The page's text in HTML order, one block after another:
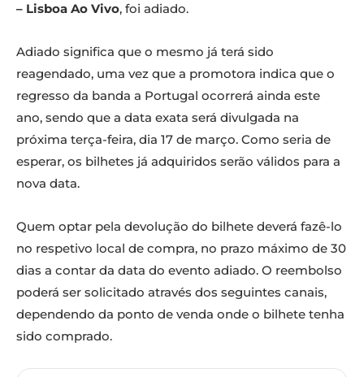
– Lisboa Ao Vivo, foi adiado.
Adiado significa que o mesmo já terá sido
reagendado, uma vez que a promotora indica que o
regresso da banda a Portugal ocorrerá ainda este
ano, sendo que a data exata será divulgada na
próxima terça-feira, dia 17 de março. Como seria de
esperar, os bilhetes já adquiridos serão válidos para a
nova data.
Quem optar pela devolução do bilhete deverá fazê-lo
no respetivo local de compra, no prazo máximo de 30
dias a contar da data do evento adiado. O reembolso
poderá ser solicitado através dos seguintes canais,
dependendo da ponto de venda onde o bilhete tenha
sido comprado.